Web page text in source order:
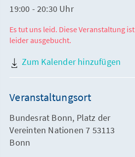
19:00 - 20:30 Uhr
Es tut uns leid. Diese Veranstaltung ist
leider ausgebucht.
Zum Kalender hinzufügen
Veranstaltungsort
Bundesrat Bonn, Platz der
Vereinten Nationen 7 53113
Bonn